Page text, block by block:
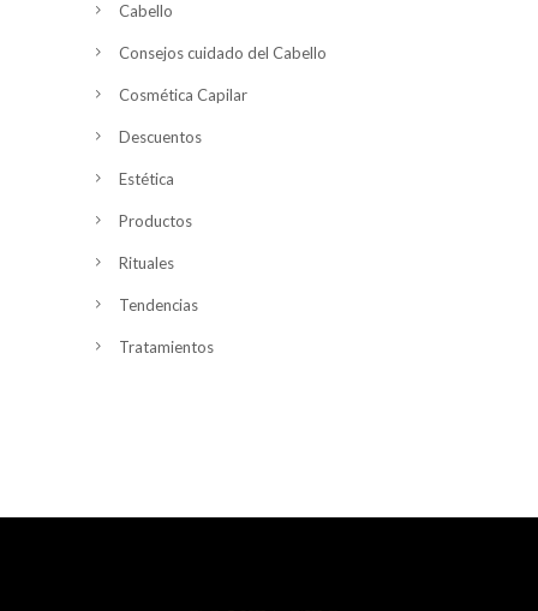
Cabello
Consejos cuidado del Cabello
Cosmética Capilar
Descuentos
Estética
Productos
Rituales
Tendencias
Tratamientos